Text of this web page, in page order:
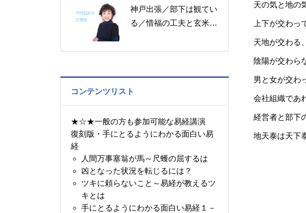
天の気と地の
上下が交わっ
天地が交わる
陰陽が交わら
男と女が交わ
会社組織であ
経営者と部下
地天泰は天下
の書～1月19日～24日の
6日分の易経一日一言
神戸出張／部下は観てい
る／惜福の工夫と玄米食
の書～1月14日～18日の
コンテンツリスト
★☆★一般の方も参加可能な易経講演
復刻版・手にとるようにわかる面白い易
経
人間万事塞翁が馬～尺蠖の屈するは
凶となった状況を転じるには？
ツキに頼らないこと～易経が教えるツ
キとは
手にとるようにわかる面白い易経１－